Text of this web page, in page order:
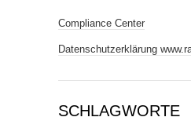
Compliance Center
Datenschutzerklärung
SCHLAGWORTE